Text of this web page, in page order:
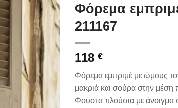
Add to
wishlist
Φόρεμα
211167
118 €
Φόρεμα εμπριμέ με ώμους
μακριά και σούρα στην μέση
Φούστα πλούσια με άνοιγμα